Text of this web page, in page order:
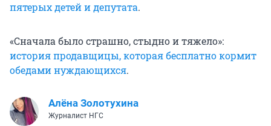
пятерых детей и депутата.
«Сначала было страшно, стыдно и тяжело»:
история продавщицы, которая бесплатно кормит
обедами нуждающихся.
Алёна Золотухина
Журналист НГС